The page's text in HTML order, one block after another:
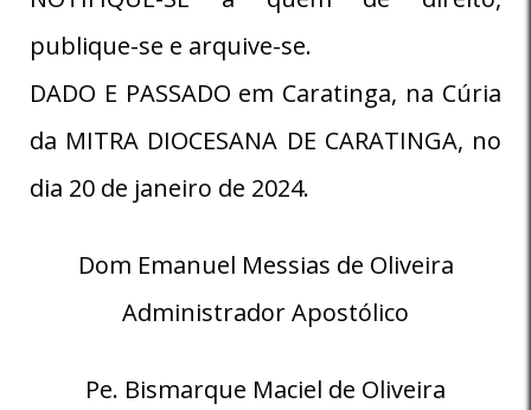
publique-se e arquive-se.
DADO E PASSADO em Caratinga, na Cúria
da MITRA DIOCESANA DE CARATINGA, no
dia 20 de janeiro de 2024.
Dom Emanuel Messias de Oliveira
Administrador Apostólico
Pe. Bismarque Maciel de Oliveira